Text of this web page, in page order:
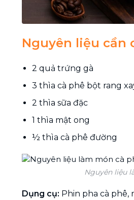
Nguyên liệu cần
2 quả trứng gà
3 thìa cà phê bột rang
2 thìa sữa đặc
1 thìa mật ong
½ thìa cà phê đường
Nguyên liệu
Dụng cụ: Phin pha cà phê,